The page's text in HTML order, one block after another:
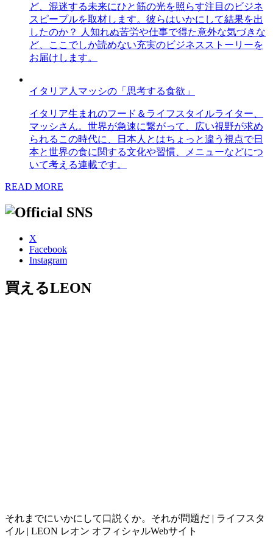
ど、混迷する未来にひと筋の光を照らす注目のビジネ
スピープルを取材します。彼らはいかにして結果を出
したのか？ 人知れぬ苦労や仕事で得た意外な気づきな
ど、ここでしか読めない充実のビジネスストーリーを
お届けします。
イタリア人マッシの「思考する食欲」
イタリア生まれのフード＆ライフスタイルライター、
マッシさん。世界が急速に繋がって、広い視野が求め
られるこの時代に、日本人とはちょっと違う視点で日
本と世界の食に関する文化や習慣、メニューなどにつ
いて考える連載です。
READ MORE
X
Facebook
Instagram
買えるLEON
それまでにいかにして口説くか。それが問題だ | ライフスタ
イル | LEON レオン オフィシャルWebサイト